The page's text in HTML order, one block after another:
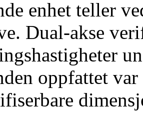
enhet teller
Dual-akse
oppfattet